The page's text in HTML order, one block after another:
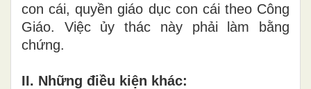
con cái, quyềngiáo dục con cái theo Công
Giáo. Việc ủy thác này phải làm bằng
chứng.
II. Những điều kiện khác: